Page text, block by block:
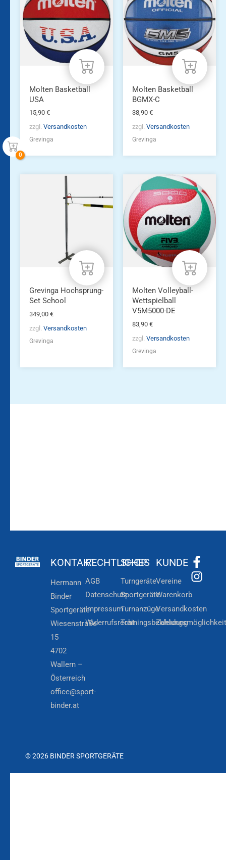
Molten Basketball
USA
15,90 €
zzgl. Versandkosten
Grevinga
Molten Basketball
BGMX-C
38,90 €
zzgl. Versandkosten
Grevinga
Grevinga Hochsprung-
Set School
349,00 €
zzgl. Versandkosten
Grevinga
Molten Volleyball-
Wettspielball
V5M5000-DE
83,90 €
zzgl. Versandkosten
Grevinga
KONTAKT
Hermann
Binder
Sportgeräte
Wiesenstraße
15
4702
Wallern –
Österreich
office@sport-
binder.at
RECHTLICHES
AGB
Datenschutz
Impressum
Widerrufsrecht
SHOP
Turngeräte
Sportgeräte
Turnanzüge
Trainingsbekleidung
KUNDE
Vereine
Warenkorb
Versandkosten
© 2026 BINDER SPORTGERÄTE